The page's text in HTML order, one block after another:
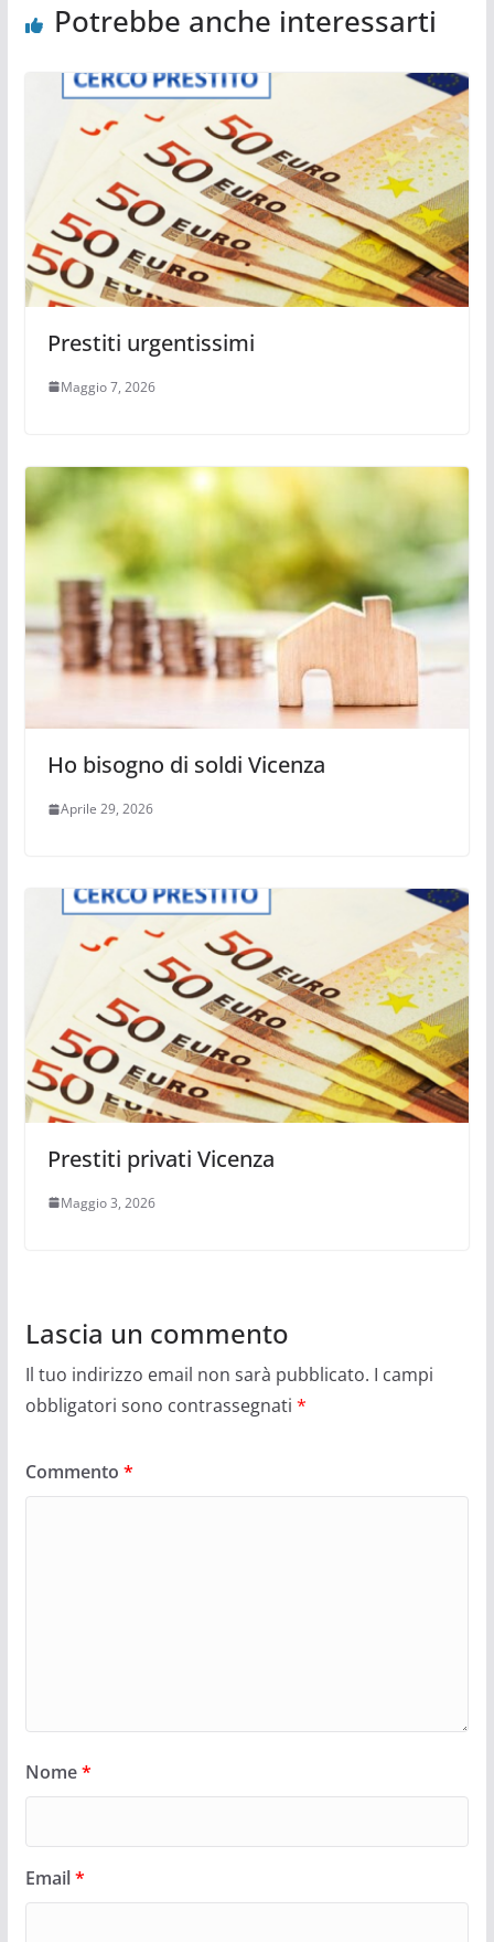
Potrebbe anche interessarti
Prestiti urgentissimi
Maggio 7, 2026
Ho bisogno di soldi Vicenza
Aprile 29, 2026
Prestiti privati Vicenza
Maggio 3, 2026
Lascia un commento
Il tuo indirizzo email non sarà pubblicato. I campi
obbligatori sono contrassegnati *
Commento *
Nome*
Email*